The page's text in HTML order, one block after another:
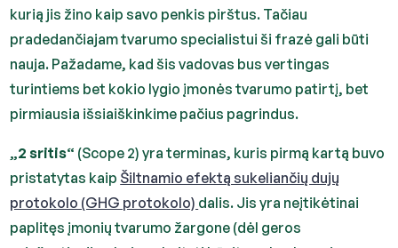
kurią jis žino kaip savo penkis pirštus. Tačiau
pradedančiajam tvarumo specialistui ši frazė gali būti
nauja. Pažadame, kad šis vadovas bus vertingas
turintiems bet kokio lygio įmonės tvarumo patirtį, bet
pirmiausia išsiaiškinkime pačius pagrindus.
„2 sritis“ (Scope 2) yra terminas, kuris pirmą kartą buvo
pristatytas kaip Šiltnamio efektą sukeliančių dujų
protokolo (GHG protokolo) dalis. Jis yra neįtikėtinai
paplitęs įmonių tvarumo žargone (dėl geros